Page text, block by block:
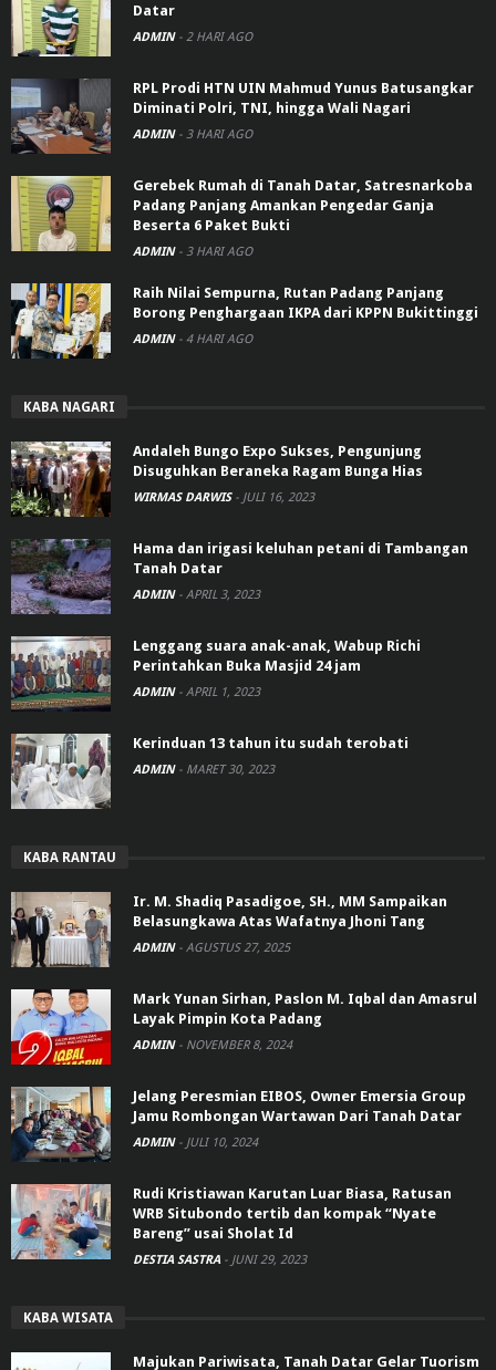
Datar
ADMIN - 2 HARI AGO
RPL Prodi HTN UIN Mahmud Yunus Batusangkar
Diminati Polri, TNI, hingga Wali Nagari
ADMIN - 3 HARI AGO
Gerebek Rumah di Tanah Datar, Satresnarkoba
Padang Panjang Amankan Pengedar Ganja
Beserta 6 Paket Bukti
ADMIN - 3 HARI AGO
Raih Nilai Sempurna, Rutan Padang Panjang
Borong Penghargaan IKPA dari KPPN Bukittinggi
ADMIN - 4 HARI AGO
KABA NAGARI
Andaleh Bungo Expo Sukses, Pengunjung
Disuguhkan Beraneka Ragam Bunga Hias
WIRMAS DARWIS - JULI 16, 2023
Hama dan irigasi keluhan petani di Tambangan
Tanah Datar
ADMIN - APRIL 3, 2023
Lenggang suara anak-anak, Wabup Richi
Perintahkan Buka Masjid 24 jam
ADMIN - APRIL 1, 2023
Kerinduan 13 tahun itu sudah terobati
ADMIN - MARET 30, 2023
KABA RANTAU
Ir. M. Shadiq Pasadigoe, SH., MM Sampaikan
Belasungkawa Atas Wafatnya Jhoni Tang
ADMIN - AGUSTUS 27, 2025
Mark Yunan Sirhan, Paslon M. Iqbal dan Amasrul
Layak Pimpin Kota Padang
ADMIN - NOVEMBER 8, 2024
Jelang Peresmian EIBOS, Owner Emersia Group
Jamu Rombongan Wartawan Dari Tanah Datar
ADMIN - JULI 10, 2024
Rudi Kristiawan Karutan Luar Biasa, Ratusan
WRB Situbondo tertib dan kompak “Nyate
Bareng” usai Sholat Id
DESTIA SASTRA - JUNI 29, 2023
KABA WISATA
Majukan Pariwisata, Tanah Datar Gelar Tuorism